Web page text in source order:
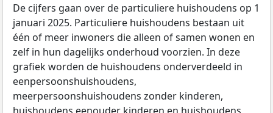
De cijfers gaan over de particuliere huishoudens op 1
januari 2025. Particuliere huishoudens bestaan uit
één of meer inwoners die alleen of samen wonen en
zelf in hun dagelijks onderhoud voorzien. In deze
grafiek worden de huishoudens onderverdeeld in
eenpersoonshuishoudens,
meerpersoonshuishoudens zonder kinderen,